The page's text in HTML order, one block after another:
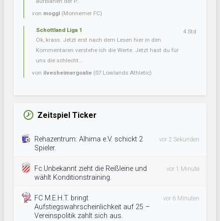
von moggl (Monnemer FC)
Schottland Liga 1
Ok, krass. Jetzt erst nach dem Lesen hier in den
Kommentaren verstehe ich die Werte. Jetzt hast du für
uns die schlecht...
von ilvesheimergoalie (07 Lowlands Athletic)
4 Std
Zeitspiel Ticker
Rehazentrum: Alhima e.V. schickt 2
Spieler.
vor 2 Sekunden
Fc.Unbekannt zieht die Reißleine und
wählt Konditionstraining.
vor 1 Minute
FC M.E.H.T. bringt
Aufstiegswahrscheinlichkeit auf 25 –
Vereinspolitik zahlt sich aus.
vor 6 Minuten